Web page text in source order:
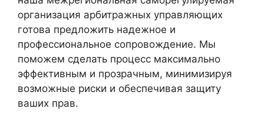
организация арбитражных управляющих
готова предложить надежное и
профессиональное сопровождение. Мы
поможем сделать процесс максимально
эффективным и прозрачным, минимизируя
возможные риски и обеспечивая защиту
ваших прав.